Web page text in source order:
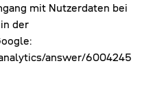
mit Nutzerdaten bei
der
answer/6004245